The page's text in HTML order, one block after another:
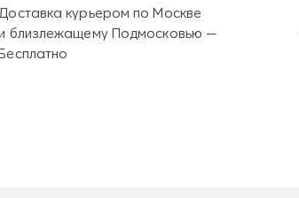
Доставка курьером по Москве
близлежащему Подмосковью —